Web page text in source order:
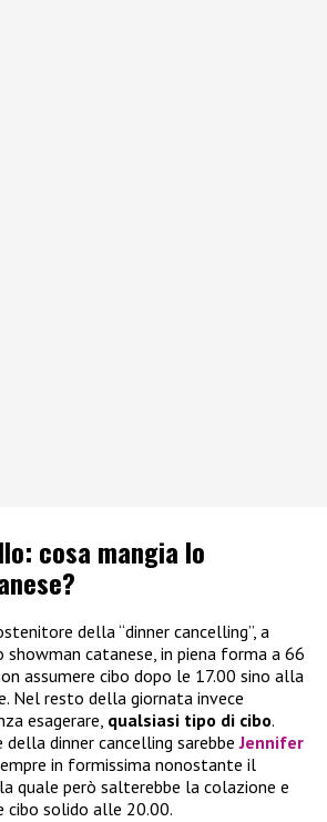
cosa mangia lo
della “dinner cancelling”, a
showman catanese, in piena forma a 66
assumere cibo dopo le 17.00 sino alla
Nel resto della giornata invece
esagerare, qualsiasi tipo di cibo.
della dinner cancelling sarebbeJennifer
in formissima nonostante il
quale però salterebbe la colazione e
cibo solido alle 20.00.